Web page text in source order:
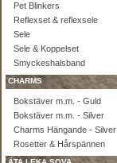
Pet Blinkers
Reflexset & reflexsele
Sele
Sele & Koppelset
Smyckeshalsband
CHARMS
Bokstäver m.m. - Guld
Bokstäver m.m. - Silver
Charms Hängande - Silver
Rosetter & Hårspännen